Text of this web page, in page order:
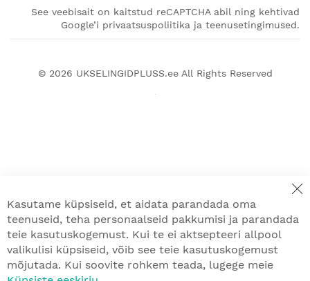
See veebisait on kaitstud reCAPTCHA abil ning kehtivad
Google’i privaatsuspoliitika ja teenusetingimused.
© 2026 UKSELINGIDPLUSS.eeAll Rights Reserved
Kasutame küpsiseid, et aidata parandada oma
teenuseid, teha personaalseid pakkumisi ja parandada
teie kasutuskogemust. Kui te ei aktsepteeri allpool
valikulisi küpsiseid, võib see teie kasutuskogemust
mõjutada. Kui soovite rohkem teada, lugege meie